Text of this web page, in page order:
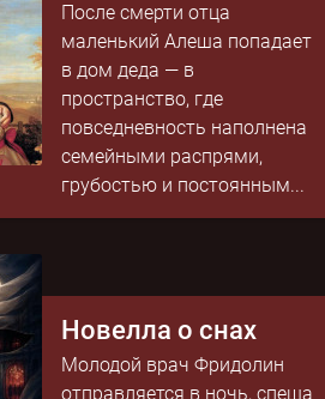
После смерти отца
маленький Алеша попадает
в дом деда — в
пространство, где
повседневность наполнена
семейными распрями,
грубостью и постоянным...
Новелла о снах
Молодой врач Фридолин
отправляется в ночь, спеша